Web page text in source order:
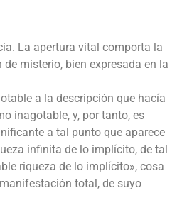
La apertura vital comporta la
misterio, bien expresada en la
a la descripción que hacía
inagotable, y, por tanto, es
a tal punto que aparece
infinita de lo implícito, de tal
riqueza de lo implícito», cosa
total, de suyo